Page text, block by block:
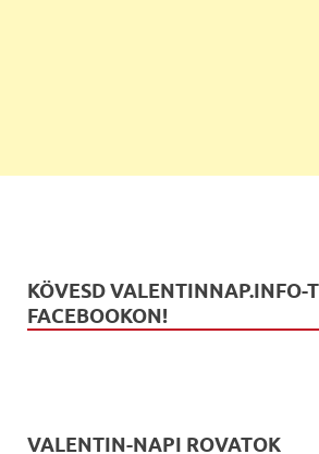
KÖVESD VALENTINNAP.INFO-
FACEBOOKON!
VALENTIN-NAPI ROVATOK